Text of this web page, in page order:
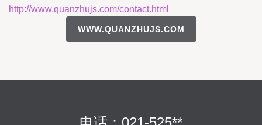
http://www.quanzhujs.com/contact.html
WWW.QUANZHUJS.COM